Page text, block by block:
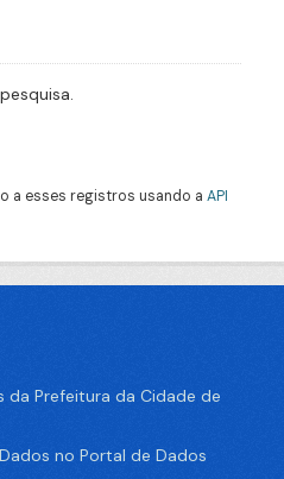
a esses registros usando a API
da Prefeitura da Cidade de
no Portal de Dados